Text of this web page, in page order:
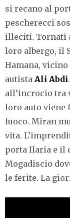
si recano al
pescherecci
illeciti. Tornati
loro albergo, il
Hamana,
autista Ali Abdi
all’incrocio tra
loro auto viene
fuoco. Miran
vita.
porta Ilaria e il
Mogadiscio
le ferite. La